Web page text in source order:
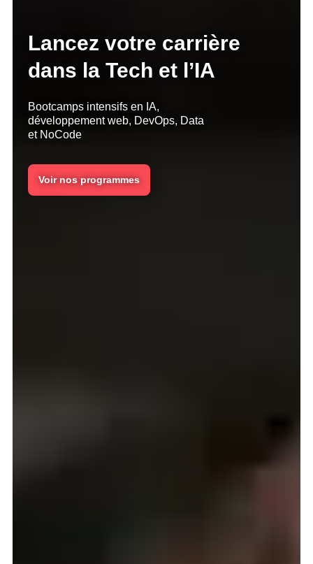
Lancez votre carrière
dans la Tech et l’IA
Bootcamps intensifs en IA,
développement web, DevOps, Data
et NoCode
Voir nos programmes